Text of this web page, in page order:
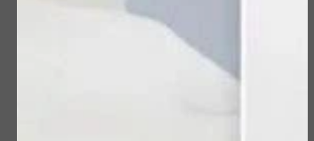
IMAGE MD - Restoring
Bekijken